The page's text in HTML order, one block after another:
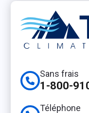
Sans frais
1-800-
Téléphone